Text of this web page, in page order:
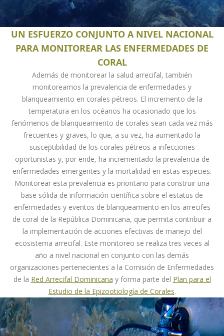
UN ESFUERZO CONJUNTO A NIVEL NACIONAL
PARA MONITOREAR LAS ENFERMEDADES DE
CORAL
Además de monitorear la salud arrecifal, también
monitoreamos la prevalencia de enfermedades y
blanqueamiento en corales pétreos. El incremento de la
temperatura en los océanos ha ocasionado que los
fenómenos de blanqueamiento de corales sean cada vez más
frecuentes y graves, lo que, a su vez, ha aumentado la
susceptibilidad de los corales pétreos a infecciones
oportunistas y, por ende, ha incrementado la prevalencia de
enfermedades emergentes y la mortalidad en estas especies.
Monitorear esta prevalencia es prioritario para construir una
base sólida de información científica sobre el estatus de
enfermedades y eventos de blanqueamiento en los arrecifes
de coral de la República Dominicana, que permita contribuir a
la implementación de acciones efectivas de manejo del
ecosistema arrecifal. Este monitoreo se realiza tres veces al
año a nivel nacional en conjunto con las demás
organizaciones pertenecientes a la Comisión de Enfermedades
de la Red Arrecifal Dominicana y forma parte del Plan para el
Estudio de la Epizootiología de Corales.